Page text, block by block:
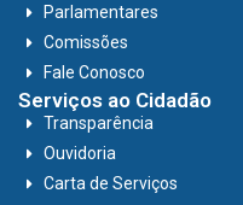
Parlamentares
Comissões
Fale Conosco
Serviços ao Cidadão
Transparência
Ouvidoria
Carta de Serviços